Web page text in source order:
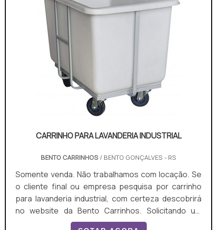
CARRINHO PARA LAVANDERIA INDUSTRIAL
BENTO CARRINHOS / BENTO GONÇALVES - RS
Somente venda. Não trabalhamos com locação. Se
o cliente final ou empresa pesquisa por carrinho
para lavanderia industrial, com certeza descobrirá
no website da Bento Carrinhos. Solicitando um
orçamento por meio da plataforma de divulgação